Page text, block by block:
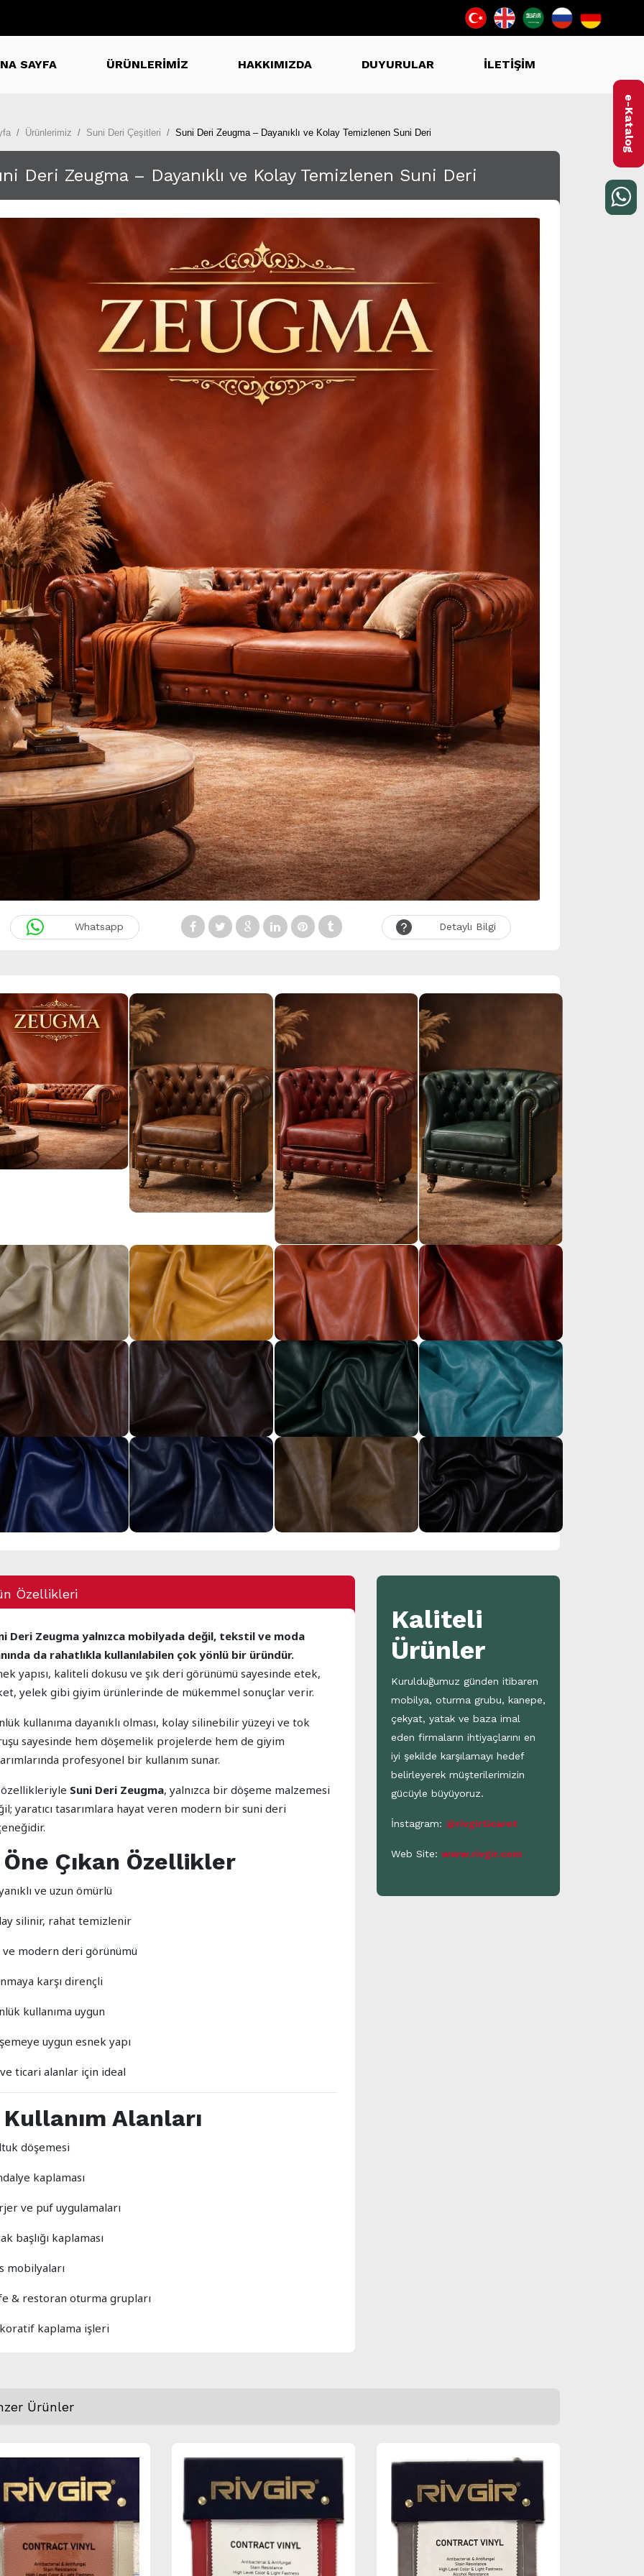
SAYFA ÜRÜNLERİMİZ HAKKIMIZDA DUYURULAR İLETİŞİM
Ürünlerimiz Suni Deri Çeşitleri Suni Deri Zeugma – Dayanıklı ve Kolay Temizlenen Suni Deri
Deri Zeugma – Dayanıklı ve Kolay Temizlenen Suni Deri
Whatsapp Detaylı Bilgi
Özellikleri
Deri Zeugma yalnızca mobilyada değil, tekstil ve moda
da rahatlıkla kullanılabilen çok yönlü bir üründür.
yapısı, kaliteli dokusu ve şık deri görünümü sayesinde etek,
yelek gibi giyim ürünlerinde de mükemmel sonuçlar verir.
kullanıma dayanıklı olması, kolay silinebilir yüzeyi ve tok
sayesinde hem döşemelik projelerde hem de giyim
profesyonel bir kullanım sunar.
özellikleriyle Suni Deri Zeugma, yalnızca bir döşeme malzemesi
yaratıcı tasarımlara hayat veren modern bir suni deri
Çıkan Özellikler
ve uzun ömürlü
silinir, rahat temizlenir
ve modern deri görünümü
karşı dirençli
kullanıma uygun
uygun esnek yapı
ticari alanlar için ideal
Alanları
döşemesi
kaplaması
ve puf uygulamaları
başlığı kaplaması
mobilyaları
& restoran oturma grupları
kaplama işleri
Kaliteli
Ürünler
Kurulduğumuz günden itibaren
mobilya, oturma grubu, kanepe,
çekyat, yatak ve baza imal
eden firmaların ihtiyaçlarını en
iyi şekilde karşılamayı hedef
belirleyerek müşterilerimizin
gücüyle büyüyoruz.
İnstagram: @rivgirticaret
Web Site: www.rivgir.com
Ürünler
e-Katalog